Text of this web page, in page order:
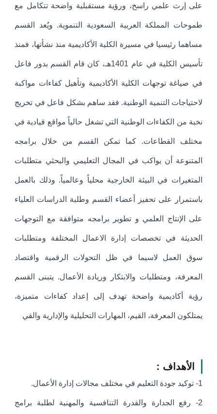
على إرث علمي راسخ، ورؤية مستقبلية واضحة تتكامل مع
طموحات المملكة العربية السعودية التنموية. ويُعد القسم
مساهما رئيسيا في مسيرة الكلية الأكاديمية منذ نشأتها، فمنذ
تأسيس الكلية في عام 1401هـ، كان قام القسم بدور فاعل
في صياغة توجهات الكلية الأكاديمية وتأهيل كفاءات مواكبة
لاحتياجات التنمية الوطنية. فقد ساهم بشكل فاعل في تخريج
نخبة من الكفاءات الوطنية التي تشغل حالياً مواقع قيادية في
مختلف القطاعات. كما تمكن القسم من خلال برامجه
المتنوعة أن يواكب في المجال التعليمي والبحثي متطلبات
المتغيرات في البيئة الخارجية محلياً وعالمياً. وذلك بالعمل
باستمرار على تحفيز أعضاء القسم وطلبة الدراسات العلياء
على الإنتاج العلمي و تطوير برامجه متوافقة مع التوجهات
الحديثة في تخصصات إدارة الاعمال المختلفة ومتطلبات
سوق العمل لاسيما في ظل التحولات الرقمية واقتصاد
المعرفة، ومتطلبات والابتكار وريادة الأعمال. يتبنى القسم
رؤية أكاديمية واضحة تهدف إلى إعداد كفاءات متميزة،
يمتلكون المعرفة، القيم، المهارات التحليلية والإدارية والقي
الأهداف :
1- توكيد جودة التعليم في مختلف مجالات إدارة الأعمال.
2- رفع الجدارة والقدرة التنافسية والمهنية لطلبة برامج